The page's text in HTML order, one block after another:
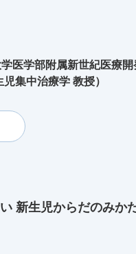
医学部附属新世紀医療
集中治療学 教授）
新生児からだのみか